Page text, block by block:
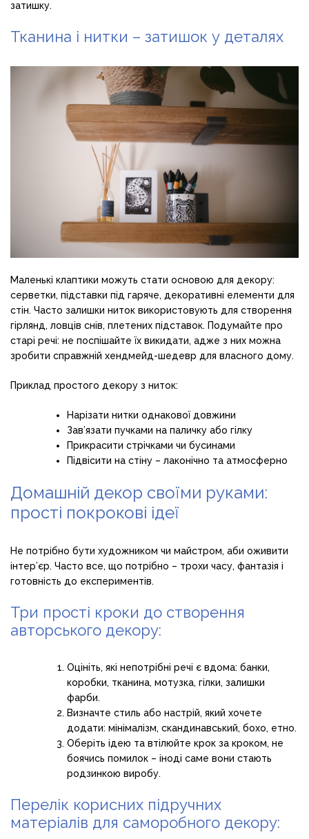
затишку.
Тканина і нитки – затишок у деталях
Маленькі клаптики можуть стати основою для декору:
серветки, підставки під гаряче, декоративні елементи для
стін. Часто залишки ниток використовують для створення
гірлянд, ловців снів, плетених підставок. Подумайте про
старі речі: не поспішайте їх викидати, адже з них можна
зробити справжній хендмейд-шедевр для власного дому.
Приклад простого декору з ниток:
Нарізати нитки однакової довжини
Зав’язати пучками на паличку або гілку
Прикрасити стрічками чи бусинами
Підвісити на стіну – лаконічно та атмосферно
Домашній декор своїми руками:
прості покрокові ідеї
Не потрібно бути художником чи майстром, аби оживити
інтер’єр. Часто все, що потрібно – трохи часу, фантазія і
готовність до експериментів.
Три прості кроки до створення
авторського декору:
Оцініть, які непотрібні речі є вдома: банки,
коробки, тканина, мотузка, гілки, залишки
фарби.
Визначте стиль або настрій, який хочете
додати: мінімалізм, скандинавський, бохо, етно.
Оберіть ідею та втілюйте крок за кроком, не
боячись помилок – іноді саме вони стають
родзинкою виробу.
Перелік корисних підручних
матеріалів для саморобного декору: